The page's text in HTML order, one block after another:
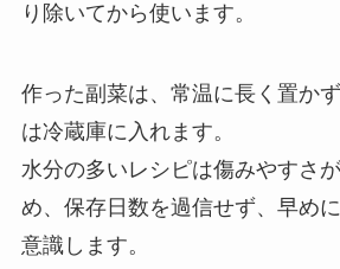
り除いてから使います。
作った副菜は、常温に長く置か
は冷蔵庫に入れます。
水分の多いレシピは傷みやすさ
め、保存日数を過信せず、早め
意識します。